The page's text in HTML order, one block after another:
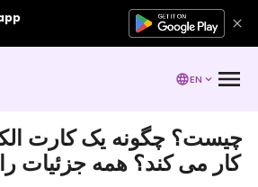
EN
کار می کند؟ همه جزئیات را